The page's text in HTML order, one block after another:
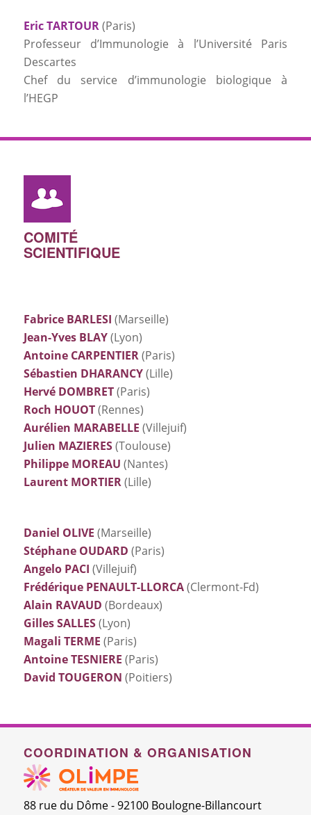
Eric TARTOUR(Paris)
Professeur d’Immunologie à l’Université Paris
Descartes
Chef du service d’immunologie biologique à
l’HEGP
COMITÉ
SCIENTIFIQUE
Fabrice BARLESI (Marseille)
Jean-Yves BLAY(Lyon)
Antoine CARPENTIER(Paris)
Sébastien DHARANCY(Lille)
Hervé DOMBRET(Paris)
Roch HOUOT(Rennes)
Aurélien MARABELLE (Villejuif)
Julien MAZIERES(Toulouse)
Philippe MOREAU (Nantes)
Laurent MORTIER(Lille)
Daniel OLIVE (Marseille)
Stéphane OUDARD (Paris)
Angelo PACI (Villejuif)
Frédérique PENAULT-LLORCA(Clermont-Fd)
Alain RAVAUD (Bordeaux)
Gilles SALLES(Lyon)
Magali TERME (Paris)
Antoine TESNIERE (Paris)
David TOUGERON (Poitiers)
COORDINATION & ORGANISATION
88 rue du Dôme - 92100 Boulogne-Billancourt